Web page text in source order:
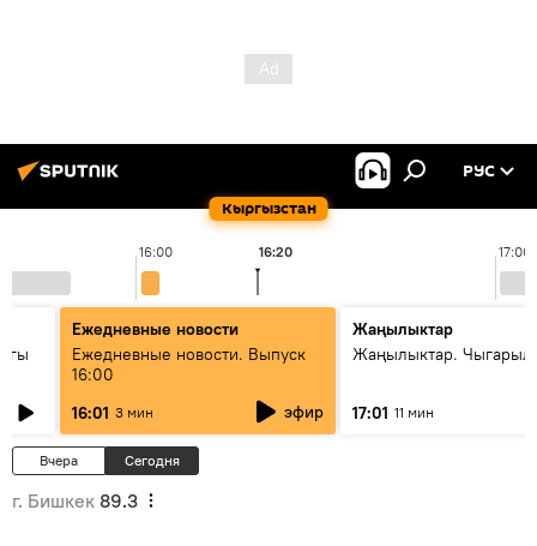
Кыргызстан
РУС
16:00 17:00
16:20
Ежедневные новости
Ежедневные новости. Выпуск
16:00
16:01 3 мин эфир
Жаңылыктар
Жаңылыктар.
17:01 11 мин
Вчера Сегодня
г. Бишкек 89.3